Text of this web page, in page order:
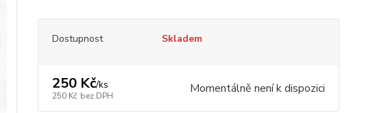
Dostupnost Skladem
250 Kč/ks
250 Kč bez DPH Momentálně není k dispozici